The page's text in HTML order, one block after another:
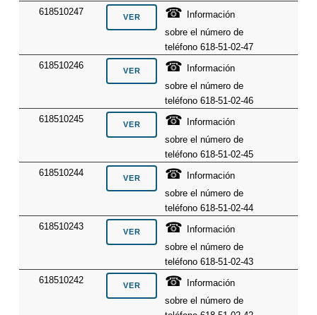
618510247
☎
Información
sobre el número de
teléfono 618-51-02-47
618510246
☎
Información
sobre el número de
teléfono 618-51-02-46
618510245
☎
Información
sobre el número de
teléfono 618-51-02-45
618510244
☎
Información
sobre el número de
teléfono 618-51-02-44
618510243
☎
Información
sobre el número de
teléfono 618-51-02-43
618510242
☎
Información
sobre el número de